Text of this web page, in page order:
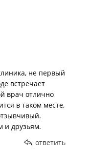
не первый
встречает
врач отлично
в таком месте,
и друзьям.
ответить